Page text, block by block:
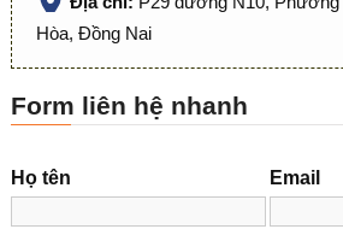
Hòa, Đồng Nai
Form liên hệ nhanh
Họ tên Email